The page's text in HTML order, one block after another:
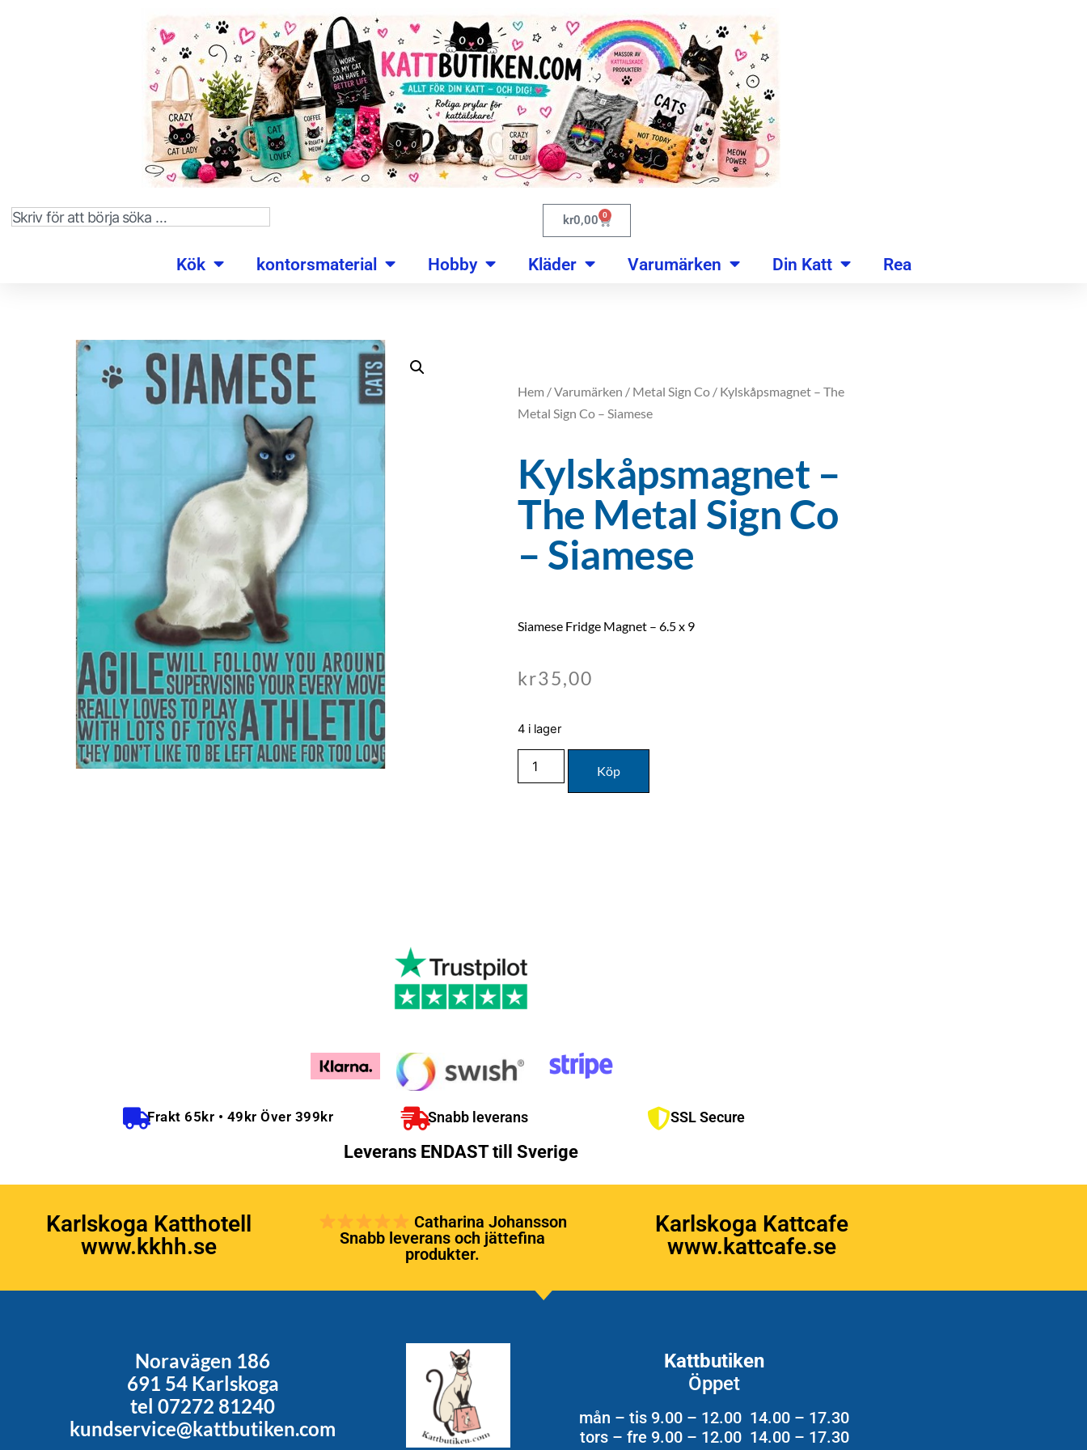
kr0,00 0
Kök kontorsmaterial Hobby Kläder Varumärken Din Katt Rea
Hem /Varumärken / Metal Sign Co / Kylskåpsmagnet – The
Metal Sign Co – Siamese
Kylskåpsmagnet –
The Metal Sign Co
– Siamese
Siamese Fridge Magnet – 6.5 x 9
kr35,00
4 i lager
Köp
Frakt 65kr • 49kr Över 399kr Snabb leverans SSL Secure
Leverans ENDAST till Sverige
Karlskoga Katthotell
www.kkhh.se
Catharina Johansson
Snabb leverans och jättefina
produkter.
Karlskoga Kattcafe
www.kattcafe.se
Noravägen 186
691 54 Karlskoga
tel 07272 81240
kundservice@kattbutiken.com
Kattbutiken
Öppet
mån – tis 9.00 – 12.00 14.00 – 17.30
tors – fre 9.00 – 12.00 14.00 – 17.30